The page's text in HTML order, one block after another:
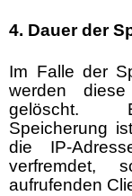
4. Dauer der
Im Falle der
werden
gelöscht.
Speicherung
die IP-
verfremdet,
aufrufenden